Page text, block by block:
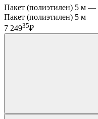
Пакет (полиэтилен) 5 м —
Пакет (полиэтилен) 5 м
7 24935₽